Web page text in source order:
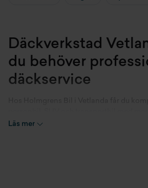
Däckverkstad
du behöver
däckservice
Vetlanda är utrustad för att ge dig trygg
Läs mer